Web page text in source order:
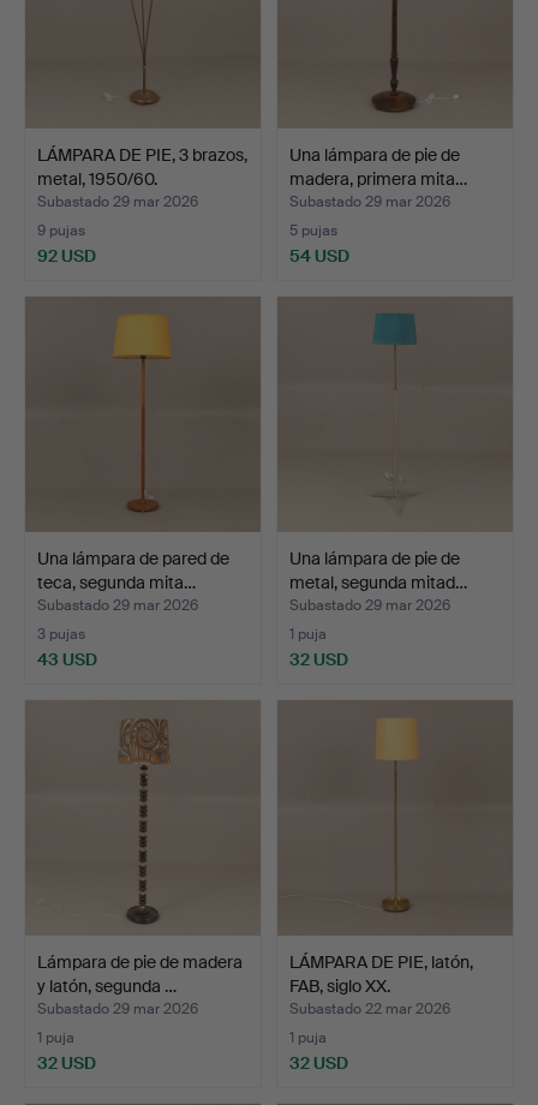
LÁMPARA DE PIE, 3 brazos,
metal, 1950/60.
Subastado 29 mar 2026
9 pujas
92 USD
Una lámpara de pie de
madera, primera mita…
Subastado 29 mar 2026
5 pujas
54 USD
Una lámpara de pared de
teca, segunda mita…
Subastado 29 mar 2026
3 pujas
43 USD
Una lámpara de pie de
metal, segunda mitad…
Subastado 29 mar 2026
1 puja
32 USD
Lámpara de pie de madera
y latón, segunda …
Subastado 29 mar 2026
1 puja
32 USD
LÁMPARA DE PIE, latón,
FAB, siglo XX.
Subastado 22 mar 2026
1 puja
32 USD